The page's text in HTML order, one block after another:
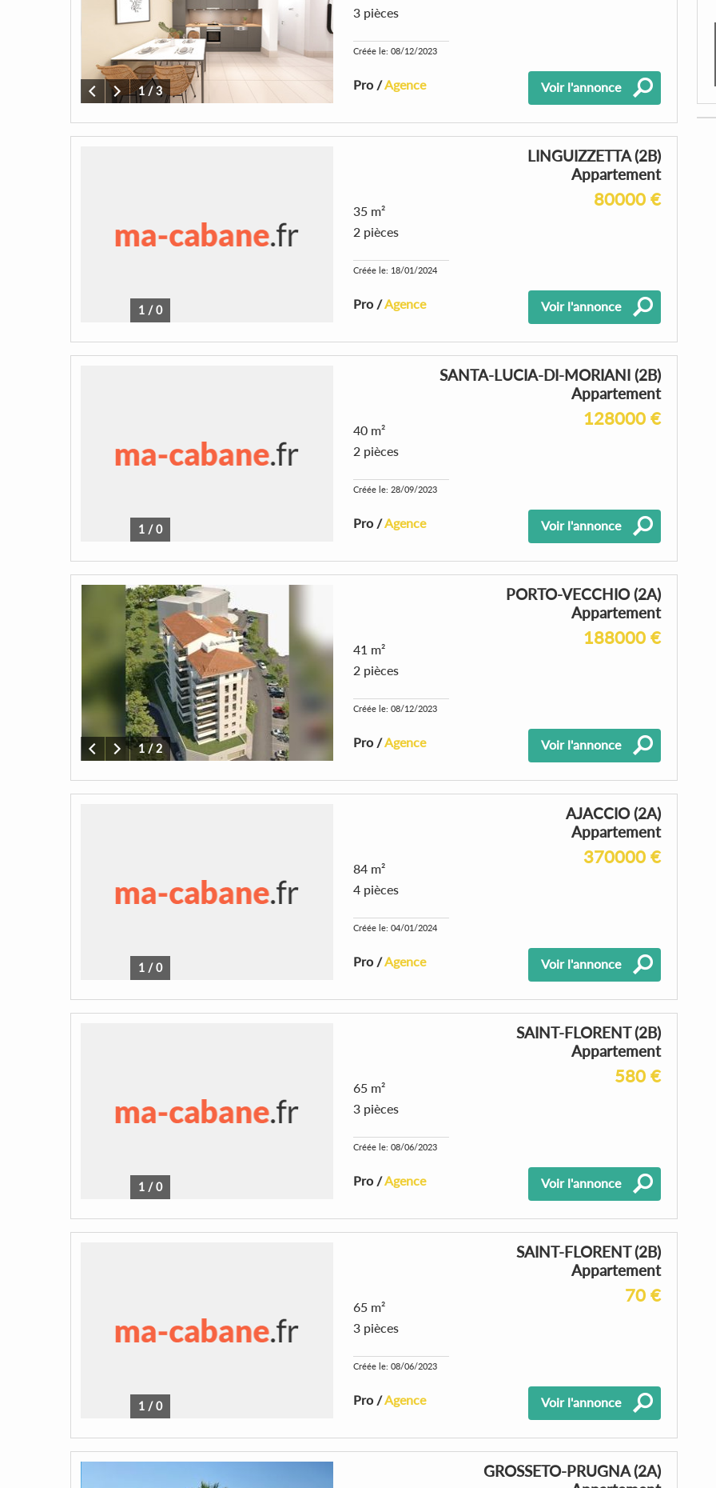
1/3
3 pièces
Créée le: 08/12/2023
Pro /Agence Voir l'annonce
1 /0
LINGUIZZETTA (2B)
Appartement
80000 €
35 m²
2 pièces
Créée le: 18/01/2024
Pro /Agence Voir l'annonce
1 /0
SANTA-LUCIA-DI-MORIANI (2B)
Appartement
128000 €
40 m²
2 pièces
Créée le: 28/09/2023
Pro /Agence Voir l'annonce
1 /2
PORTO-VECCHIO (2A)
Appartement
188000 €
41 m²
2 pièces
Créée le: 08/12/2023
Pro /Agence Voir l'annonce
1 /0
AJACCIO (2A)
Appartement
370000 €
84 m²
4 pièces
Créée le: 04/01/2024
Pro /Agence Voir l'annonce
1 /0
SAINT-FLORENT (2B)
Appartement
580 €
65 m²
3 pièces
Créée le: 08/06/2023
Pro /Agence Voir l'annonce
1 /0
SAINT-FLORENT (2B)
Appartement
70 €
65 m²
3 pièces
Créée le: 08/06/2023
Pro /Agence Voir l'annonce
GROSSETO-PRUGNA (2A)